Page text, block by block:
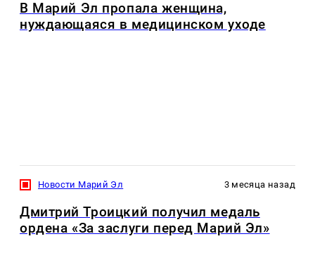
В Марий Эл пропала женщина,
нуждающаяся в медицинском уходе
Новости Марий Эл 3 месяца назад
Дмитрий Троицкий получил медаль
ордена «За заслуги перед Марий Эл»